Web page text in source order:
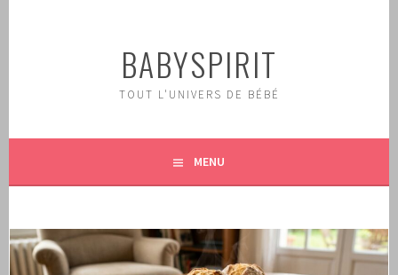
BABYSPIRIT
TOUT L'UNIVERS DE BÉBÉ
MENU